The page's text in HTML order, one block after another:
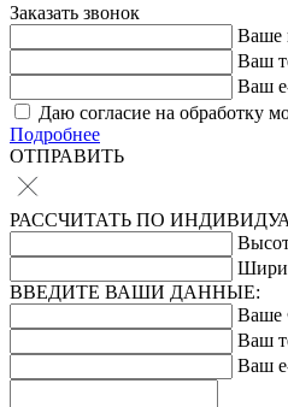
Заказать звонок
Ваше
Ваш
Ваш
Даю согласие на обработку
Подробнее
ОТПРАВИТЬ
РАССЧИТАТЬ ПО
ВВЕДИТЕ ВАШИ ДАННЫЕ:
Ваш
Ваш